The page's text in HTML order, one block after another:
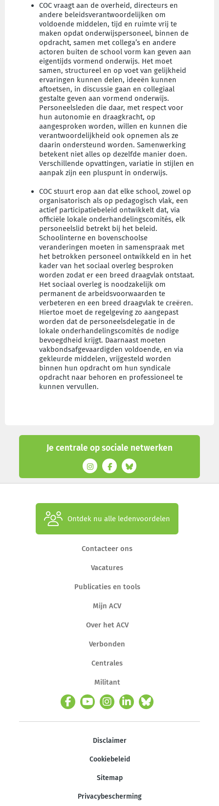
Je centrale op sociale netwerken
COC vraagt aan de overheid, directeurs en
andere beleidsverantwoordelijken om
voldoende middelen, tijd en ruimte vrij te
maken opdat onderwijspersoneel, binnen de
opdracht, samen met collega’s en andere
actoren buiten de school vorm kan geven aan
eigentijds vormend onderwijs. Het moet
samen, structureel en op voet van gelijkheid
ervaringen kunnen delen, ideeën kunnen
aftoetsen, in discussie gaan en collegiaal
gestalte geven aan vormend onderwijs.
Personeelsleden die daar, met respect voor
hun autonomie en draagkracht, op
aangesproken worden, willen en kunnen die
verantwoordelijkheid ook opnemen als ze
daarin ondersteund worden. Samenwerking
betekent niet alles op dezelfde manier doen.
Verschillende opvattingen, variatie in stijlen en
aanpak zijn een pluspunt in onderwijs.
COC stuurt erop aan dat elke school, zowel op
organisatorisch als op pedagogisch vlak, een
actief participatiebeleid ontwikkelt dat, via
officiële lokale onderhandelingscomités, elk
personeelslid betrekt bij het beleid.
Schoolinterne en bovenschoolse
veranderingen moeten in samenspraak met
het betrokken personeel ontwikkeld en in het
kader van het sociaal overleg besproken
worden zodat er een breed draagvlak ontstaat.
Het sociaal overleg is noodzakelijk om
permanent de arbeidsvoorwaarden te
verbeteren en een breed draagvlak te creëren.
Hiertoe moet de regelgeving zo aangepast
worden dat de personeelsdelegatie in de
lokale onderhandelingscomités de nodige
bevoegdheid krijgt. Daarnaast moeten
vakbondsafgevaardigden voldoende, en via
gekleurde middelen, vrijgesteld worden
binnen hun opdracht om hun syndicale
opdracht naar behoren en professioneel te
kunnen vervullen.
Ontdek nu alle ledenvoordelen
Contacteer ons
Vacatures
Publicaties en tools
Mijn ACV
Over het ACV
Verbonden
Centrales
Militant
Disclaimer
Cookiebeleid
Sitemap
Privacybescherming